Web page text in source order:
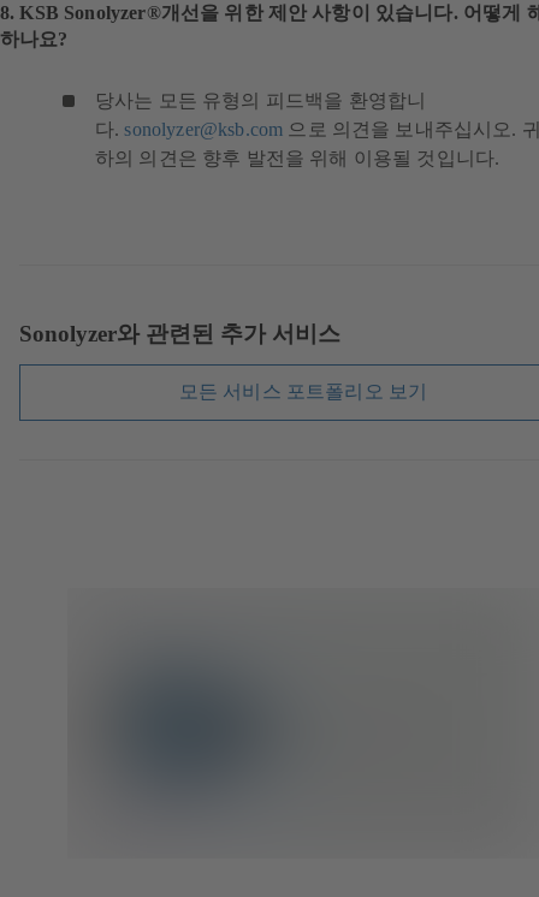
8. KSB Sonolyzer®개선을 위한 제안 사항이 있습니다. 어떻게
하나요?
당사는 모든 유형의 피드백을 환영합니
다.sonolyzer@ksb.com 으로 의견을 보내주십시오.
하의 의견은 향후 발전을 위해 이용될 것입니다.
Sonolyzer와 관련된 추가 서비스
모든 서비스 포트폴리오 보기